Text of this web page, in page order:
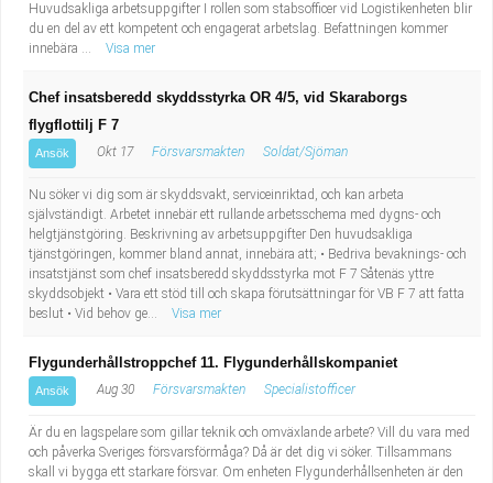
Huvudsakliga arbetsuppgifter I rollen som stabsofficer vid Logistikenheten blir
du en del av ett kompetent och engagerat arbetslag. Befattningen kommer
innebära ...
Visa mer
Chef insatsberedd skyddsstyrka OR 4/5, vid Skaraborgs
flygflottilj F 7
Ansök Okt 17 Försvarsmakten Soldat/Sjöman
Nu söker vi dig som är skyddsvakt, serviceinriktad, och kan arbeta
självständigt. Arbetet innebär ett rullande arbetsschema med dygns- och
helgtjänstgöring. Beskrivning av arbetsuppgifter Den huvudsakliga
tjänstgöringen, kommer bland annat, innebära att; • Bedriva bevaknings- och
insatstjänst som chef insatsberedd skyddsstyrka mot F 7 Såtenäs yttre
skyddsobjekt • Vara ett stöd till och skapa förutsättningar för VB F 7 att fatta
beslut • Vid behov ge...
Visa mer
Flygunderhållstroppchef 11. Flygunderhållskompaniet
Ansök Aug 30 Försvarsmakten Specialistofficer
Är du en lagspelare som gillar teknik och omväxlande arbete? Vill du vara med
och påverka Sveriges försvarsförmåga? Då är det dig vi söker. Tillsammans
skall vi bygga ett starkare försvar. Om enheten Flygunderhållsenheten är den